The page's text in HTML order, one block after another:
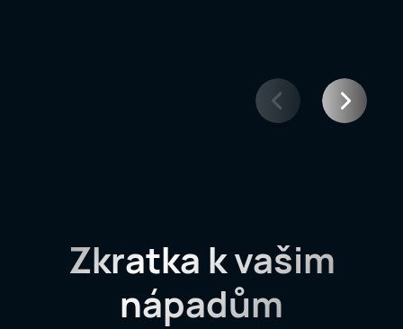
Zkratka kvašim
nápadům